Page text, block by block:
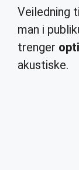
Veiledning
man i
trenger
akustiske.